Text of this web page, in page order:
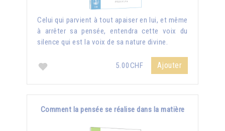
Celui qui parvient à tout apaiser en lui, et même
à arrêter sa pensée, entendra cette voix du
silence qui est la voix de sa nature divine.
5.00CHF Ajouter
Comment la pensée se réalise dans la matière